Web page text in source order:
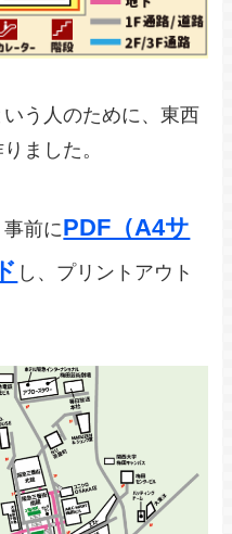
いう人のために、東西
ました。
前にPDF（A4サ
し、プリントアウト